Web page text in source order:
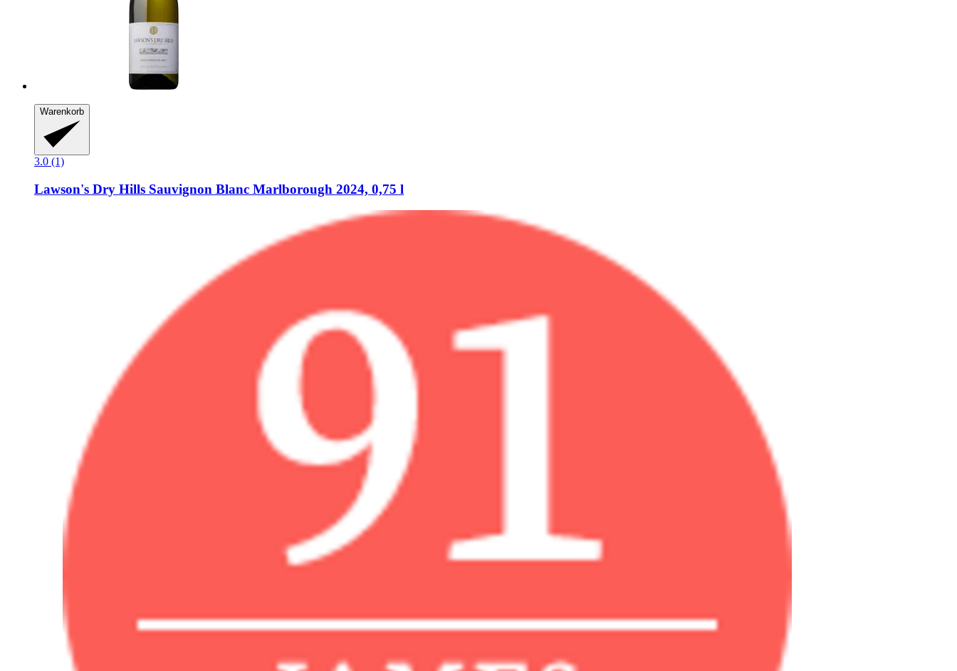
Warenkorb
3.0 (1)
Lawson's Dry Hills Sauvignon Blanc Marlborough 2024, 0,75 l